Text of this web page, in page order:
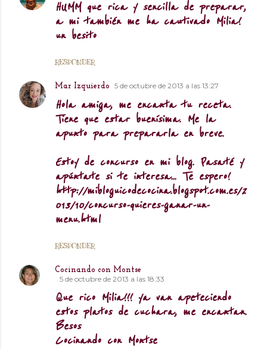
HUMM que rica y sencilla de preparar,
a mi también me ha cautivado Milia!
un besito
RESPONDER
Mar Izquierdo 5 de octubre de 2013 a las 13:27
Hola amiga, me encanta tu receta.
Tiene que estar buenísima. Me la
apunto para prepararla en breve.
Estoy de concurso en mi blog. Pasaté y
apúntate si te interesa... Te espero!
http://mibloguicodecocina.blogspot.com.es/2
013/10/concurso-quieres-ganar-un-
menu.html
RESPONDER
Cocinando con Montse
5 de octubre de 2013 a las 18:33
Que rico Milia!!! ya van apeteciendo
estos platos de cuchara, me encantan.
Besos
Cocinando con Montse